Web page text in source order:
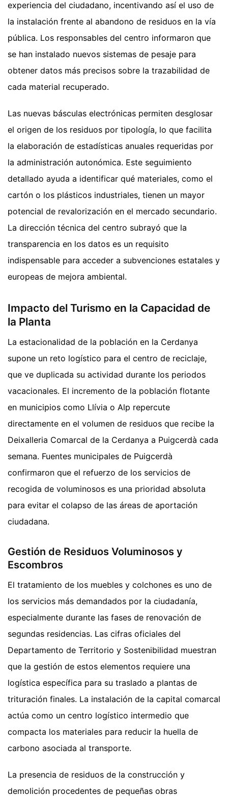
experiencia del ciudadano, incentivando así el uso de
la instalación frente al abandono de residuos en la vía
pública. Los responsables del centro informaron que
se han instalado nuevos sistemas de pesaje para
obtener datos más precisos sobre la trazabilidad de
cada material recuperado.
Las nuevas básculas electrónicas permiten desglosar
el origen de los residuos por tipología, lo que facilita
la elaboración de estadísticas anuales requeridas por
la administración autonómica. Este seguimiento
detallado ayuda a identificar qué materiales, como el
cartón o los plásticos industriales, tienen un mayor
potencial de revalorización en el mercado secundario.
La dirección técnica del centro subrayó que la
transparencia en los datos es un requisito
indispensable para acceder a subvenciones estatales y
europeas de mejora ambiental.
Impacto del Turismo en la Capacidad de
la Planta
La estacionalidad de la población en la Cerdanya
supone un reto logístico para el centro de reciclaje,
que ve duplicada su actividad durante los periodos
vacacionales. El incremento de la población flotante
en municipios como Llívia o Alp repercute
directamente en el volumen de residuos que recibe la
Deixalleria Comarcal de la Cerdanya a Puigcerdà cada
semana. Fuentes municipales de Puigcerdà
confirmaron que el refuerzo de los servicios de
recogida de voluminosos es una prioridad absoluta
para evitar el colapso de las áreas de aportación
ciudadana.
Gestión de Residuos Voluminosos y
Escombros
El tratamiento de los muebles y colchones es uno de
los servicios más demandados por la ciudadanía,
especialmente durante las fases de renovación de
segundas residencias. Las cifras oficiales del
Departamento de Territorio y Sostenibilidad muestran
que la gestión de estos elementos requiere una
logística específica para su traslado a plantas de
trituración finales. La instalación de la capital comarcal
actúa como un centro logístico intermedio que
compacta los materiales para reducir la huella de
carbono asociada al transporte.
La presencia de residuos de la construcción y
demolición procedentes de pequeñas obras